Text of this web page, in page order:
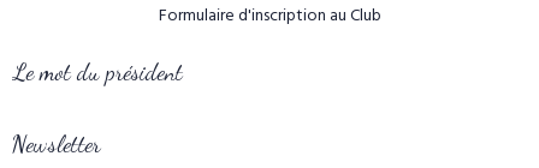
Formulaire d'inscription au Club
Le mot du président
Newsletter